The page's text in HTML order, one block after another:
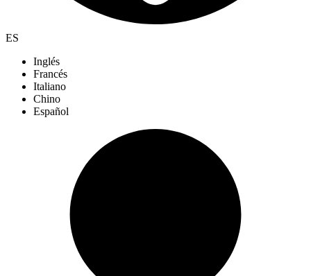
ES
Inglés
Francés
Italiano
Chino
Español